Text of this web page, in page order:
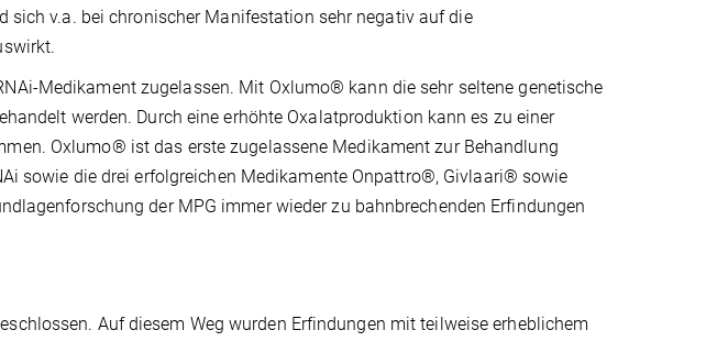
sich v.a. bei chronischer Manifestation sehr negativ auf die
Medikament zugelassen. Mit Oxlumo® kann die sehr seltene genetische
werden. Durch eine erhöhte Oxalatproduktion kann es zu einer
Oxlumo® ist das erste zugelassene Medikament zur Behandlung
sowie die drei erfolgreichen Medikamente Onpattro®, Givlaari® sowie
der MPG immer wieder zu bahnbrechenden Erfindungen
Auf diesem Weg wurden Erfindungen mit teilweise erheblichem